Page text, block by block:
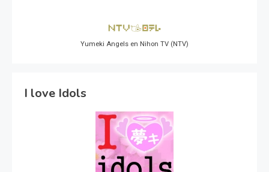
Yumeki Angels en Nihon TV (NTV)
I love Idols